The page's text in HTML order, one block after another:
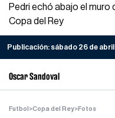
Pedri echó abajo el muro
Copa del Rey
Publicación: sábado 26 de
Oscar Sandoval
Futbol >Copa del Rey>Fotos